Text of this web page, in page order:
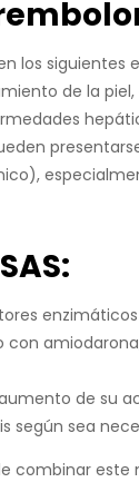
los
de la
de
según sea